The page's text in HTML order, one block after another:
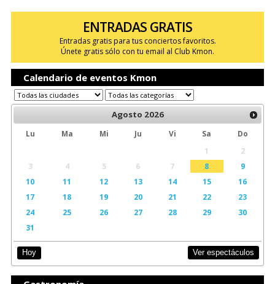
ENTRADAS GRATIS
Entradas gratis para tus conciertos favoritos.
Únete gratis sólo con tu email al Club Kmon.
Calendario de eventos Kmon
Agosto 2026
Lu Ma Mi Ju Vi Sa
Do
1
2
3
4 5 6 7 8
9
10
11 12 13 14 15
16
17
18 19 20 21 22
23
24
25 26 27 28 29
30
31
Hoy Ver espectáculos